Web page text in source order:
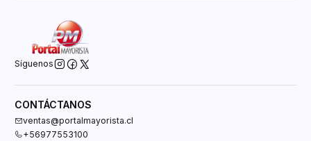
Síguenos
CONTÁCTANOS
ventas@portalmayorista.cl
+56977553100